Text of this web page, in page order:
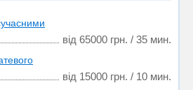
від 65000 грн. / 35 мин.
від 15000 грн. / 10 мин.